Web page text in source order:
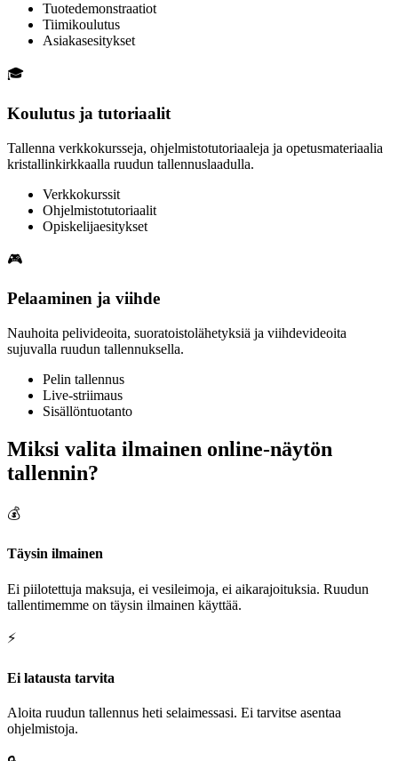
Tuotedemonstraatiot
Tiimikoulutus
Asiakasesitykset
🎓
Koulutus ja tutoriaalit
Tallenna verkkokursseja, ohjelmistotutoriaaleja ja opetusmateriaalia
kristallinkirkkaalla ruudun tallennuslaadulla.
Verkkokurssit
Ohjelmistotutoriaalit
Opiskelijaesitykset
🎮
Pelaaminen ja viihde
Nauhoita pelivideoita, suoratoistolähetyksiä ja viihdevideoita
sujuvalla ruudun tallennuksella.
Pelin tallennus
Live-striimaus
Sisällöntuotanto
Miksi valita ilmainen online-näytön
tallennin?
💰
Täysin ilmainen
Ei piilotettuja maksuja, ei vesileimoja, ei aikarajoituksia. Ruudun
tallentimemme on täysin ilmainen käyttää.
⚡
Ei latausta tarvita
Aloita ruudun tallennus heti selaimessasi. Ei tarvitse asentaa
ohjelmistoja.